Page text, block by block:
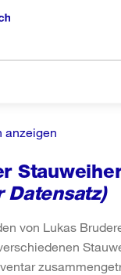
anzeigen
Datensatz)
von Lukas